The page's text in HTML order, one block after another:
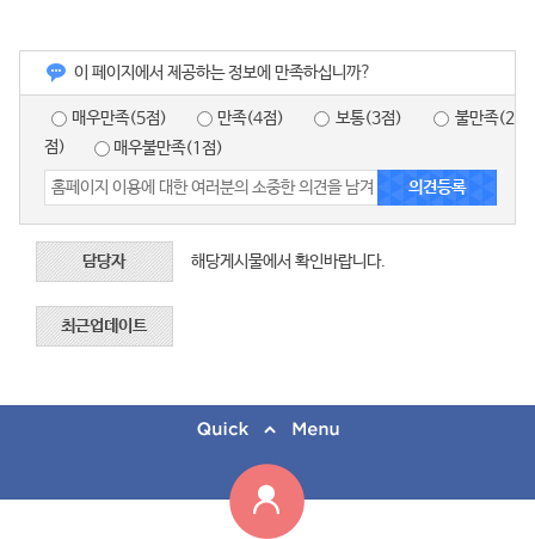
이 페이지에서 제공하는 정보에 만족하십니까?
매우만족(5점) 만족(4점) 보통(3점)
점)
매우불만족(1점)
담당자 해당게시물에서 확인바랍니다.
최근업데이트